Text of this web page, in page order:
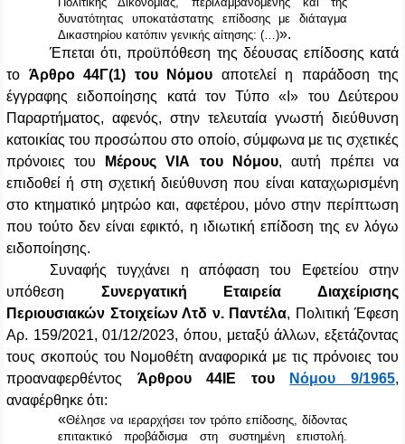
δυνατότητας υποκατάστατης επίδοσης με διάταγμα
Δικαστηρίου κατόπιν γενικής αίτησης: (…)».
Έπεται ότι, προϋπόθεση της δέουσας επίδοσης κατά
το Άρθρο 44Γ(1) του Νόμου αποτελεί η παράδοση της
έγγραφης ειδοποίησης κατά τον Τύπο «Ι» του Δεύτερου
Παραρτήματος, αφενός, στην τελευταία γνωστή διεύθυνση
κατοικίας του προσώπου στο οποίο, σύμφωνα με τις σχετικές
πρόνοιες του
ΜέρουςVIA του Νόμου, αυτή πρέπει να
επιδοθεί ή στη σχετική διεύθυνση που είναι καταχωρισμένη
στο κτηματικό μητρώο και, αφετέρου, μόνο στην περίπτωση
που τούτο δεν είναι εφικτό, η ιδιωτική επίδοση της εν λόγω
ειδοποίησης.
Συναφής τυγχάνει η απόφαση του Εφετείου στην
υπόθεση Συνεργατική Εταιρεία Διαχείρισης
Περιουσιακών Στοιχείων Λτδ ν. Παντέλα, Πολιτική Έφεση
Αρ. 159/2021, 01/12/2023, όπου, μεταξύ άλλων, εξετάζοντας
τους σκοπούς του Νομοθέτη αναφορικά με τις πρόνοιες του
προαναφερθέντος Άρθρου 44ΙΕ του Νόμου 9/1965,
αναφέρθηκε ότι:
«Θέλησε να ιεραρχήσει τον τρόπο επίδοσης, δίδοντας
επιτακτικό προβάδισμα στη συστημένη επιστολή.